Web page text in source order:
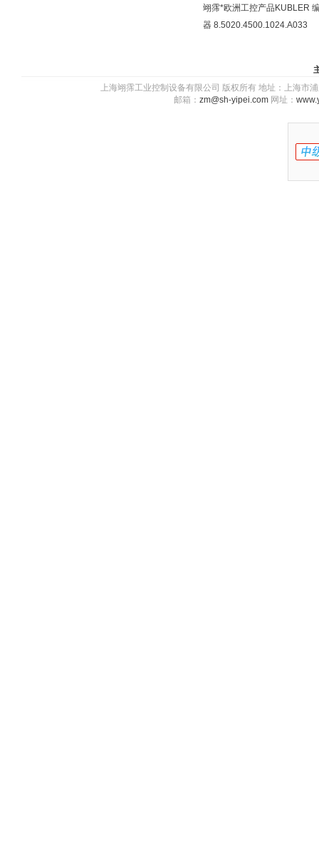
翊霈*欧洲工控产品KUBLER
器 8.5020.4500.1024.A033
上海翊霈工业控制设备有限公司 版权所有 地址：上海
邮箱： zm@sh-yipei.com 网址：